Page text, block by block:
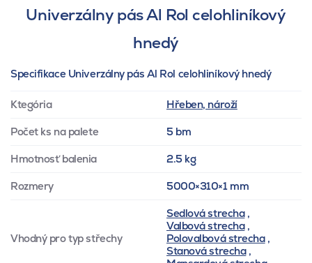
Univerzálny pás Al Rol celohliníkový
hnedý
Specifikace Univerzálny pás Al Rol celohliníkový hnedý
Ktegória Hřeben, nároží
Počet ks na palete 5 bm
Hmotnosť balenia 2.5 kg
Rozmery 5000×310×1 mm
Vhodný pro typ střechy
Sedlová strecha,
Valbová strecha,
Polovalbová strecha,
Stanová strecha,